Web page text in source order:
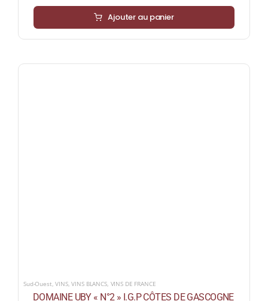
Ajouter au panier
Sud-Ouest ,VINS,VINS BLANCS, VINS DE FRANCE
DOMAINE UBY « N°2 » I.G.P CÔTES DE GASCOGNE